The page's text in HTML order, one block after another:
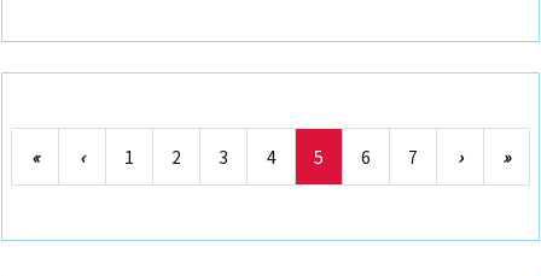
« ‹ 1 2 3 4 5 6 7 › »